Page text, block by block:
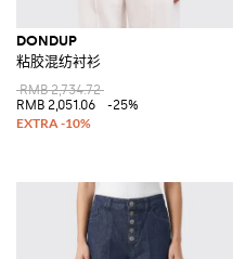
DONDUP
粘胶混纺衬衫
RMB 2,734.72
RMB 2,051.06
-25%